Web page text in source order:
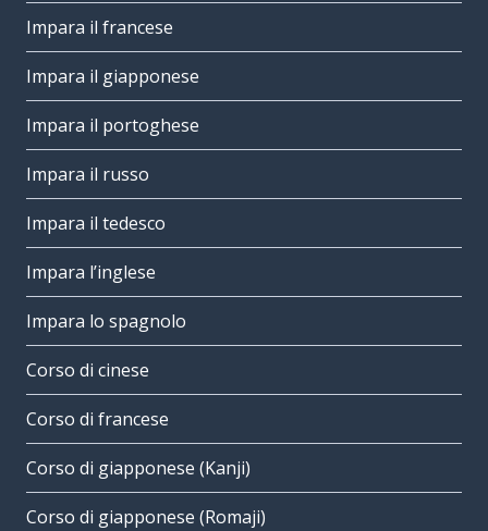
Impara il francese
Impara il giapponese
Impara il portoghese
Impara il russo
Impara il tedesco
Impara l’inglese
Impara lo spagnolo
Corso di cinese
Corso di francese
Corso di giapponese (Kanji)
Corso di giapponese (Romaji)